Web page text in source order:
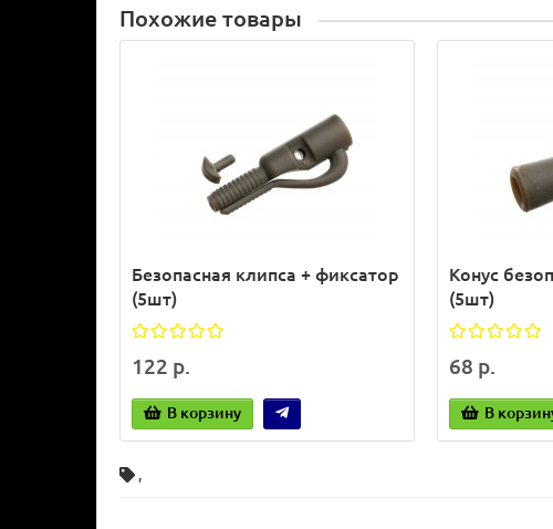
Похожие товары
Безопасная клипса + фиксатор
(5шт)
122 р.
В корзину
Конус
(5шт)
68 р.
В
,